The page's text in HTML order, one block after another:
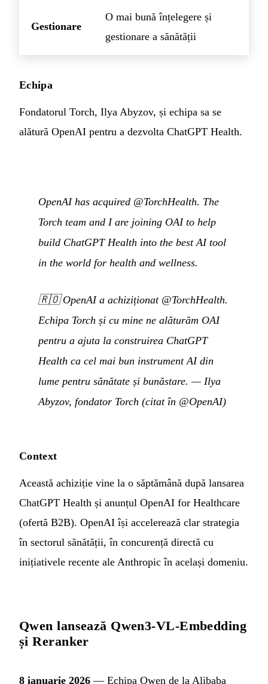
Gestionare
O mai bună înțelegere și
gestionare a sănătății
Echipa
Fondatorul Torch, Ilya Abyzov, și echipa sa se
alătură OpenAI pentru a dezvolta ChatGPT Health.
OpenAI has acquired @TorchHealth. The
Torch team and I are joining OAI to help
build ChatGPT Health into the best AI tool
in the world for health and wellness.
🇷🇴OpenAI a achiziționat @TorchHealth.
Echipa Torch și cu mine ne alăturăm OAI
pentru a ajuta la construirea ChatGPT
Health ca cel mai bun instrument AI din
lume pentru sănătate și bunăstare. — Ilya
Abyzov, fondator Torch (citat în @OpenAI)
Context
Această achiziție vine la o săptămână după lansarea
ChatGPT Health și anunțul OpenAI for Healthcare
(ofertă B2B). OpenAI își accelerează clar strategia
în sectorul sănătății, în concurență directă cu
inițiativele recente ale Anthropic în același domeniu.
Qwen lansează Qwen3-VL-Embedding
și Reranker
8 ianuarie 2026 — Echipa Qwen de la Alibaba